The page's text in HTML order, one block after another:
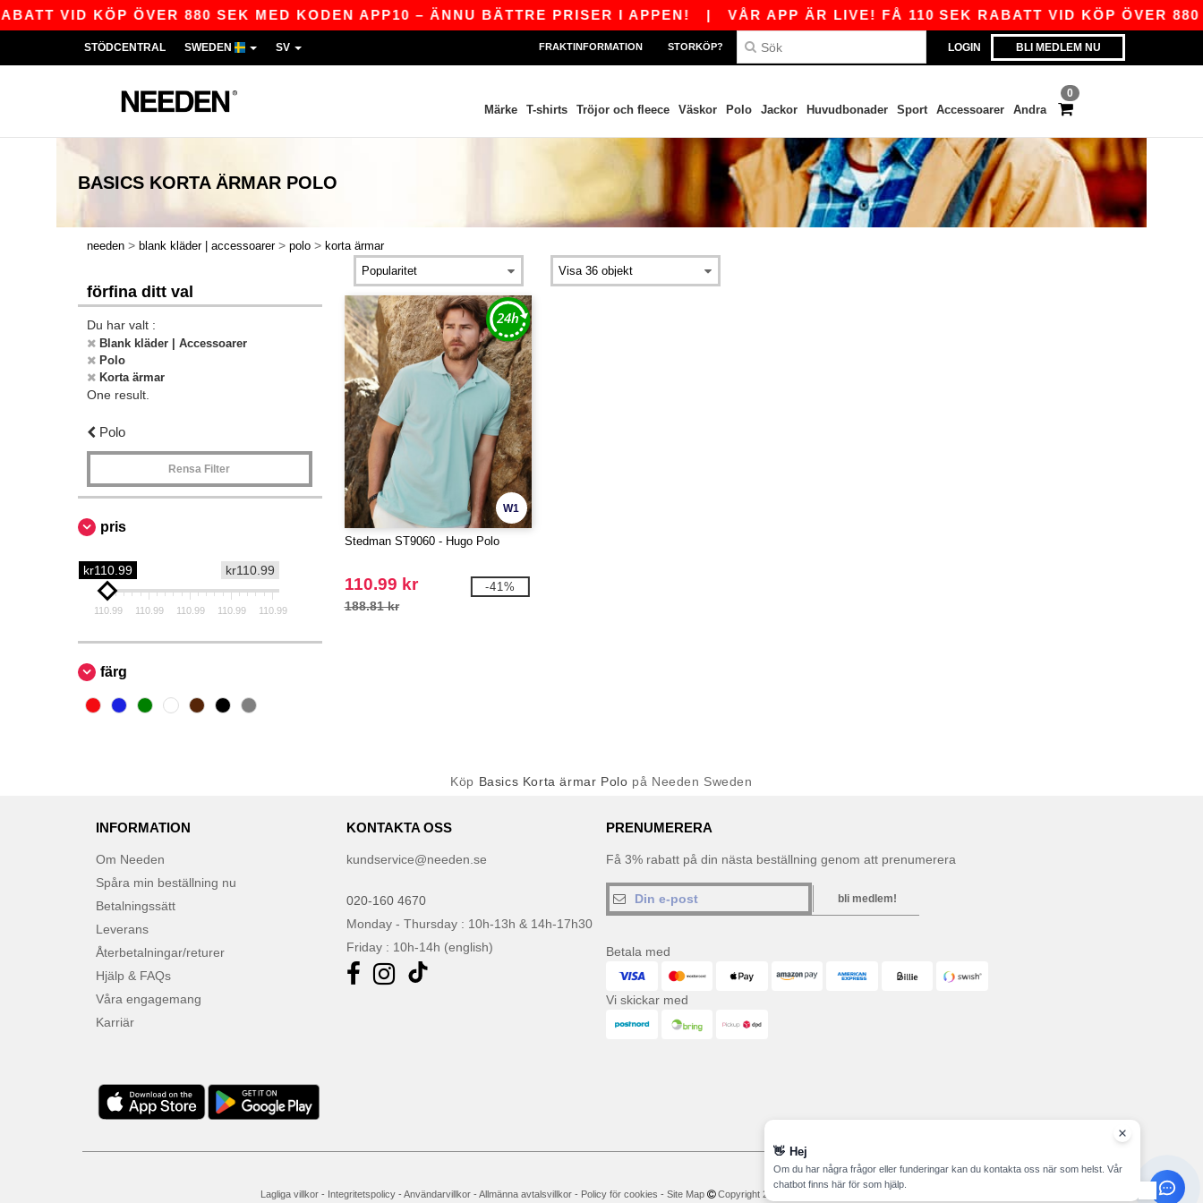
VID KÖP ÖVER 880 SEK MED KODEN APP10 – ÄNNU BÄTTRE PRISER I APPEN!| VÅR APP ÄR LIVE! FÅ 110 SEK RABATT VID KÖP ÖVER 880
LOGIN BLI MEDLEM NU
STÖDCENTRAL SWEDEN SV FRAKTINFORMATION STORKÖP?
0
Märke T-shirts Tröjor och fleece Väskor Polo Jackor Huvudbonader Sport Accessoarer Andra
BASICS KORTA ÄRMAR POLO
needen > blank kläder | accessoarer > polo > korta ärmar
förfina ditt val
Du har valt :
Blank kläder | Accessoarer
Polo
Korta ärmar
One result.
Polo
Rensa Filter
pris
kr110.99
kr110.99
110.99 110.99 110.99 110.99 110.99
färg
W1
Stedman ST9060 - Hugo Polo
110.99 kr
188.81 kr
-41%
Köp Basics Korta ärmar Polo på Needen Sweden
INFORMATION
Om Needen
Spåra min beställning nu
Betalningssätt
Leverans
Återbetalningar/returer
Hjälp & FAQs
Våra engagemang
Karriär
KONTAKTA OSS
kundservice@needen.se
020-160 4670
Monday - Thursday : 10h-13h & 14h-17h30
Friday : 10h-14h (english)
PRENUMERERA
Få 3% rabatt på din nästa beställning genom att prenumerera
bli medlem!
Betala med
Vi skickar med
Lagliga villkor- Integritetspolicy- Användarvillkor- Allmänna avtalsvillkor- Policy för cookies - Site Map Copyright 2026 needen.se - Alla rättigheter förbehållna
👋 Hej
Om du har några frågor eller funderingar kan du kontakta oss när som helst. Vår
chatbot finns här för som hjälp.